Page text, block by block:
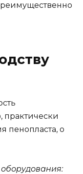
практически
пенопласта, о